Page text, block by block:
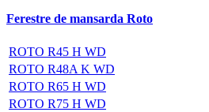
Ferestre de mansarda Roto
ROTO R45 H WD
ROTO R48A K WD
ROTO R65 H WD
ROTO R75 H WD